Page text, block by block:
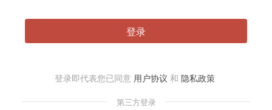
登录
登录即代表您已同意 用户协议 和 隐私政策
第三方登录